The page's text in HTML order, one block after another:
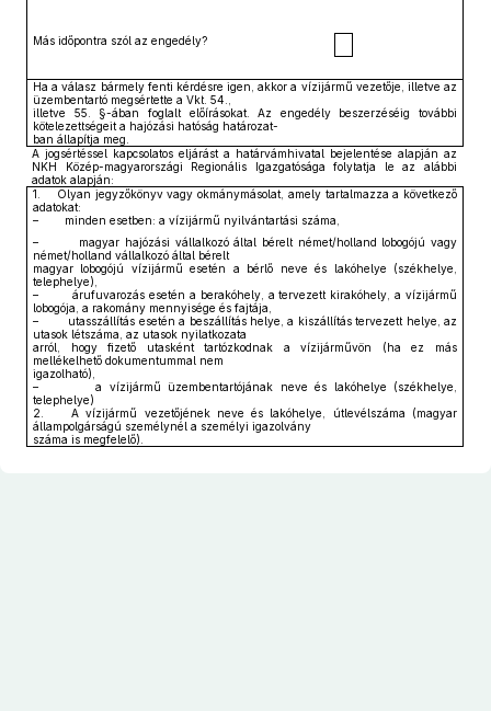
Más időpontra szól az engedély?
Ha a válasz bármely fenti kérdésre igen, akkor a vízijármű vezetője, illetve az
üzembentartó megsértette a Vkt. 54.,
illetve 55. §-ában foglalt előírásokat. Az engedély beszerzéséig további
kötelezettségeit a hajózási hatóság határozat-
ban állapítja meg.
A jogsértéssel kapcsolatos eljárást a határvámhivatal bejelentése alapján az
NKH Közép-magyarországi Regionális Igazgatósága folytatja le az alábbi
adatok alapján:
1. Olyan jegyzőkönyv vagy okmánymásolat, amely tartalmazza a következő
adatokat:
– minden esetben: a vízijármű nyilvántartási száma,
– magyar hajózási vállalkozó által bérelt német/holland lobogójú vagy
német/holland vállalkozó által bérelt
magyar lobogójú vízijármű esetén a bérlő neve és lakóhelye (székhelye,
telephelye),
– árufuvarozás esetén a berakóhely, a tervezett kirakóhely, a vízijármű
lobogója, a rakomány mennyisége és fajtája,
– utasszállítás esetén a beszállítás helye, a kiszállítás tervezett helye, az
utasok létszáma, az utasok nyilatkozata
arról, hogy fizető utasként tartózkodnak a vízijárművön (ha ez más
mellékelhető dokumentummal nem
igazolható),
– a vízijármű üzembentartójának neve és lakóhelye (székhelye,
telephelye)
2. A vízijármű vezetőjének neve és lakóhelye, útlevélszáma (magyar
állampolgárságú személynél a személyi igazolvány
száma is megfelelő).